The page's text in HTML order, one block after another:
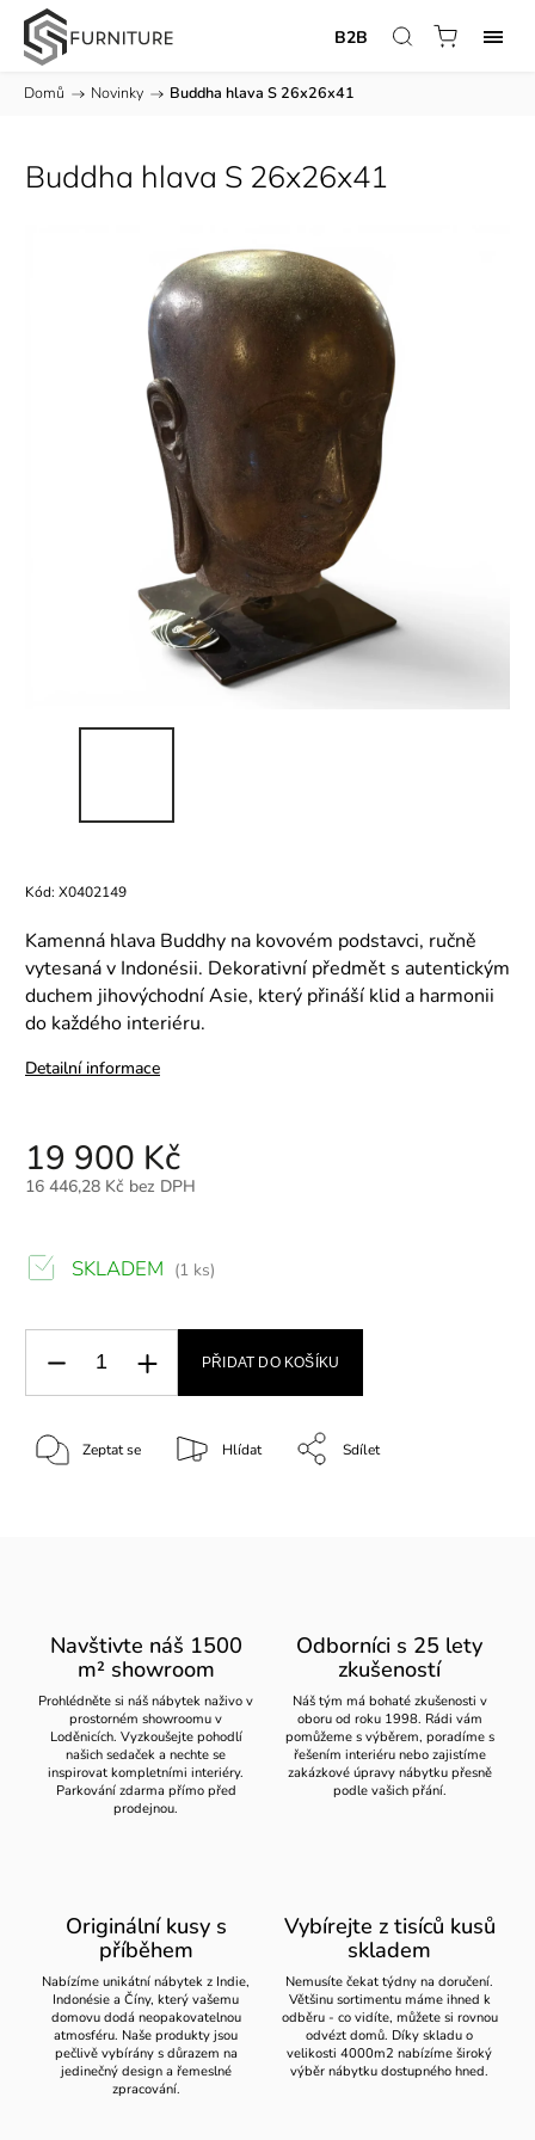
B2B
Domů / Novinky / Buddha hlava S 26x26x41
Buddha hlava S 26x26x41
Kód: X0402149
Kamenná hlava Buddhy na kovovém podstavci, ručně
vytesaná v Indonésii. Dekorativní předmět s autentickým
duchem jihovýchodní Asie, který přináší klid a harmonii
do každého interiéru.
Detailní informace
19 900 Kč
16 446,28 Kč bez DPH
SKLADEM (1 ks)
PŘIDAT DO KOŠÍKU
Zeptat se Hlídat Sdílet
Navštivte náš 1500
m² showroom
Prohlédněte si náš nábytek naživo v
prostorném showroomu v
Loděnicích. Vyzkoušejte pohodlí
našich sedaček a nechte se
inspirovat kompletními interiéry.
Parkování zdarma přímo před
prodejnou.
Odborníci s 25 lety
zkušeností
Náš tým má bohaté zkušenosti v
oboru od roku 1998. Rádi vám
pomůžeme s výběrem, poradíme s
řešením interiéru nebo zajistíme
zakázkové úpravy nábytku přesně
podle vašich přání.
Originální kusy s
příběhem
Nabízíme unikátní nábytek z Indie,
Indonésie a Číny, který vašemu
domovu dodá neopakovatelnou
atmosféru. Naše produkty jsou
pečlivě vybírány s důrazem na
jedinečný design a řemeslné
zpracování.
Vybírejte z tisíců kusů
skladem
Nemusíte čekat týdny na doručení.
Většinu sortimentu máme ihned k
odběru - co vidíte, můžete si rovnou
odvézt domů. Díky skladu o
velikosti 4000m2 nabízíme široký
výběr nábytku dostupného hned.